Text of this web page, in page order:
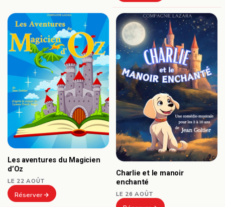
Les aventures du Magicien
d’Oz
LE 22 AOÛT
Réserver
Charlie et le manoir
enchanté
LE 26 AOÛT